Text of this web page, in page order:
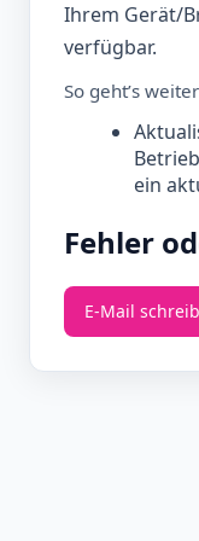
Ihrem Gerät/
verfügbar.
So geht’s
ein
Fehler
E‑Mail